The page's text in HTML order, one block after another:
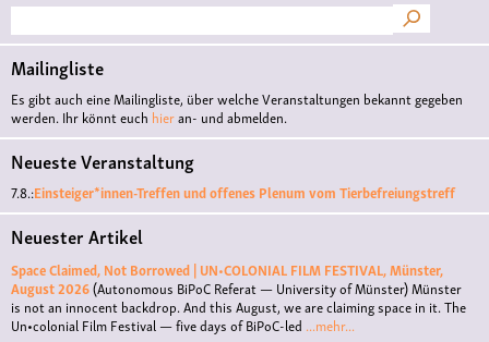
Suche
Mailingliste
Es gibt auch eine Mailingliste, über welche Veranstaltungen bekannt gegeben
werden. Ihr könnt euch hieran- und abmelden.
Neueste Veranstaltung
7.8.:Einsteiger*innen-Treffen und offenes Plenum vom Tierbefreiungstreff
Neuester Artikel
Space Claimed, Not Borrowed | UN•COLONIAL FILM FESTIVAL, Münster,
August 2026(Autonomous BiPoC Referat — University of Münster)Münster
is not an innocent backdrop. And this August, we are claiming space in it. The
Un•colonial Film Festival — five days of BiPoC-led ...mehr...